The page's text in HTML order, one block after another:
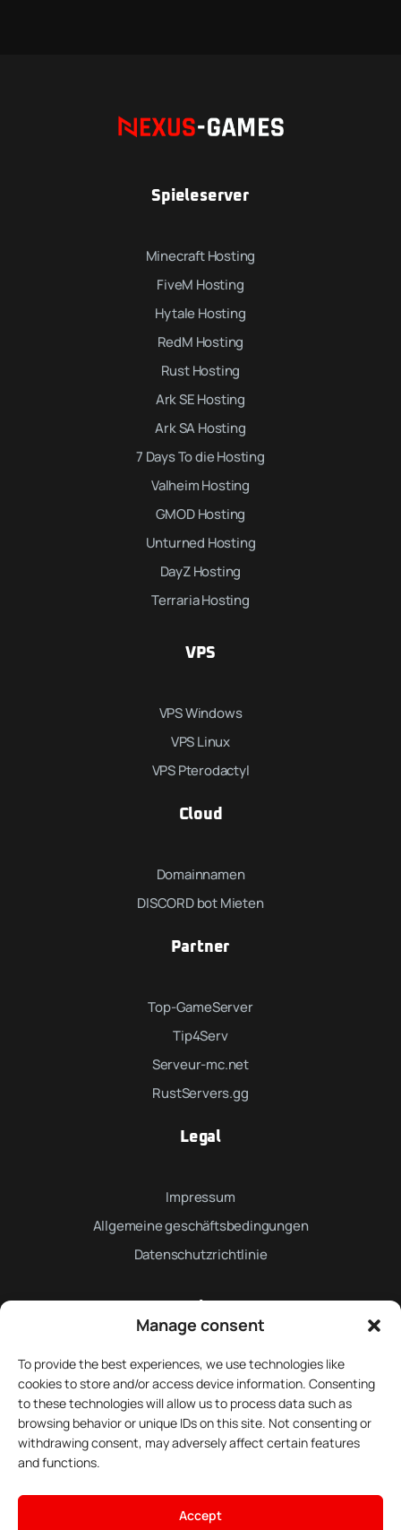
Manage consent
To provide the best experiences, we use technologies like
cookies to store and/or access device information. Consenting
to these technologies will allow us to process data such as
browsing behavior or unique IDs on this site. Not consenting or
withdrawing consent, may adversely affect certain features
and functions.
Accept
Spieleserver
Minecraft Hosting
FiveM Hosting
Hytale Hosting
RedM Hosting
Rust Hosting
Ark SE Hosting
Ark SA Hosting
7 Days To die Hosting
Valheim Hosting
GMOD Hosting
Unturned Hosting
DayZ Hosting
Terraria Hosting
VPS
VPS Windows
VPS Linux
VPS Pterodactyl
Cloud
Domainnamen
DISCORD bot Mieten
Partner
Top-GameServer
Tip4Serv
Serveur-mc.net
RustServers.gg
Legal
Impressum
Allgemeine geschäftsbedingungen
Datenschutzrichtlinie
Registrieren